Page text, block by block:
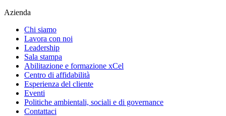
Azienda
Chi siamo
Lavora con noi
Leadership
Sala stampa
Abilitazione e formazione xCel
Centro di affidabilità
Esperienza del cliente
Eventi
Politiche ambientali, sociali e di governance
Contattaci